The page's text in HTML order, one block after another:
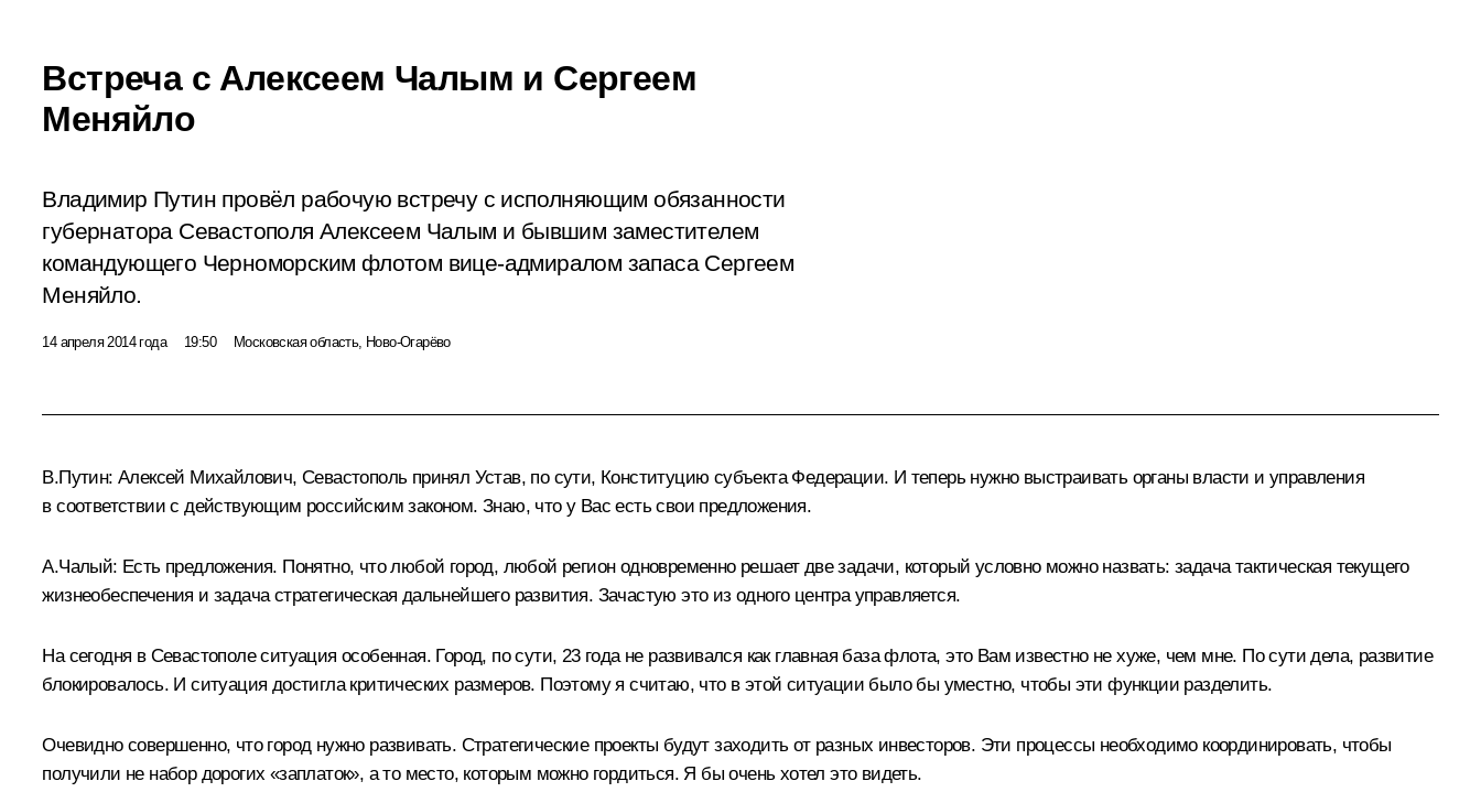
Встреча с Алексеем Чалым и Сергеем
Меняйло
Владимир Путин провёл рабочую встречу с исполняющим обязанности
губернатора Севастополя Алексеем Чалым и бывшим заместителем
командующего Черноморским флотом вице-адмиралом запаса Сергеем
Меняйло.
14 апреля 2014 года 19:50 Московская область, Ново-Огарёво
В.Путин: Алексей Михайлович, Севастополь принял Устав, по сути, Конституцию субъекта Федерации. И теперь нужно выстраивать органы власти и управления
в соответствии с действующим российским законом. Знаю, что у Вас есть свои предложения.
А.Чалый: Есть предложения. Понятно, что любой город, любой регион одновременно решает две задачи, который условно можно назвать: задача тактическая текущего
жизнеобеспечения и задача стратегическая дальнейшего развития. Зачастую это из одного центра управляется.
На сегодня в Севастополе ситуация особенная. Город, по сути, 23 года не развивался как главная база флота, это Вам известно не хуже, чем мне. По сути дела, развитие
блокировалось. И ситуация достигла критических размеров. Поэтому я считаю, что в этой ситуации было бы уместно, чтобы эти функции разделить.
Очевидно совершенно, что город нужно развивать. Стратегические проекты будут заходить от разных инвесторов. Эти процессы необходимо координировать, чтобы
получили не набор дорогих «заплаток», а то место, которым можно гордиться. Я бы очень хотел это видеть.